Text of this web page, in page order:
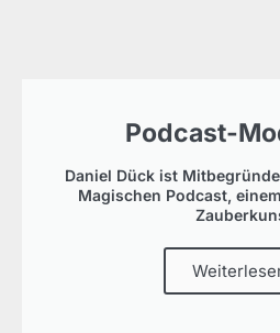
Podcast-
Daniel Dück ist
Magischen Podcast,